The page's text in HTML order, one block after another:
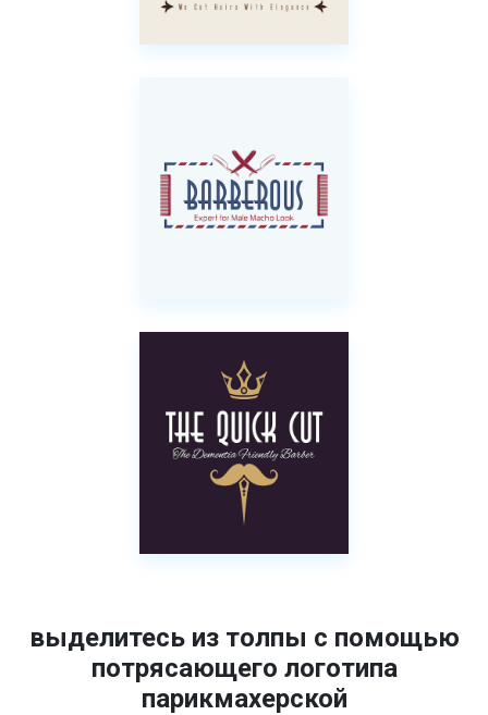
выделитесь из толпы с помощью
потрясающего логотипа
парикмахерской